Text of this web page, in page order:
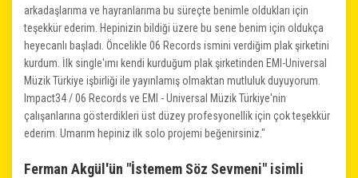
arkadaşlarıma ve hayranlarıma bu süreçte benimle oldukları için
teşekkür ederim. Hepinizin bildiği üzere bu sene benim için oldukça
heyecanlı başladı. Öncelikle 06 Records ismini verdiğim plak şirketini
kurdum. İlk single'ımı kendi kurduğum plak şirketinden EMI-Universal
Müzik Türkiye işbirliği ile yayınlamış olmaktan mutluluk duyuyorum.
Impact34 / 06 Records ve EMI - Universal Müzik Türkiye'nin
çalışanlarına gösterdikleri üst düzey profesyonellik için çok teşekkür
ederim. Umarım hepiniz ilk solo projemi beğenirsiniz."
Ferman Akgül'ün "İstemem Söz Sevmeni" isimli